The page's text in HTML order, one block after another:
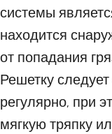
системы
находится
от попадания
Решетку
регулярно, при
мягкую тряпку